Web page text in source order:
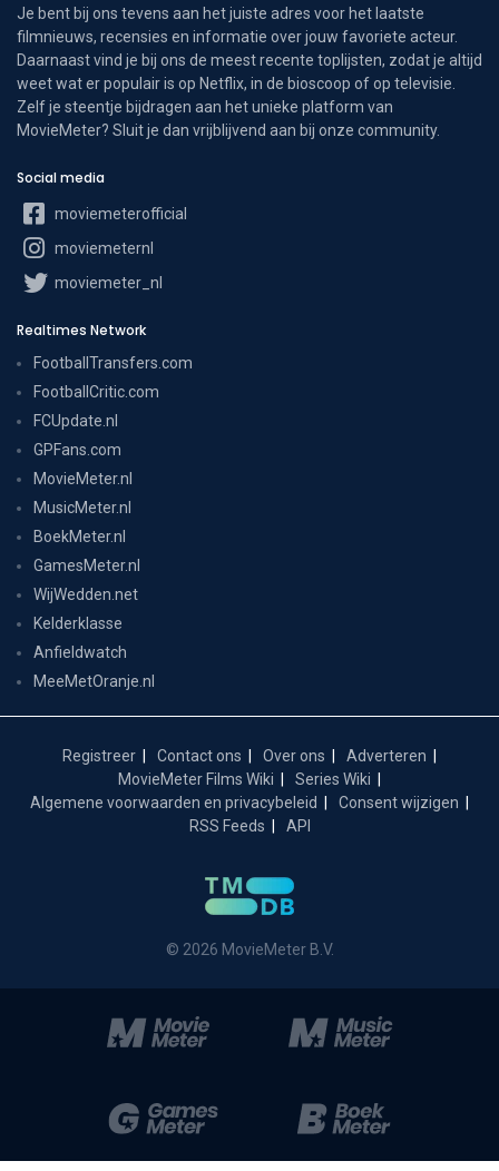
Je bent bij ons tevens aan het juiste adres voor het laatste
filmnieuws, recensies en informatie over jouw favoriete acteur.
Daarnaast vind je bij ons de meest recente toplijsten, zodat je altijd
weet wat er populair is op Netflix, in de bioscoop of op televisie.
Zelf je steentje bijdragen aan het unieke platform van
MovieMeter? Sluit je dan vrijblijvend aan bij onze community.
Social media
moviemeterofficial
moviemeternl
moviemeter_nl
Realtimes Network
FootballTransfers.com
FootballCritic.com
FCUpdate.nl
GPFans.com
MovieMeter.nl
MusicMeter.nl
BoekMeter.nl
GamesMeter.nl
WijWedden.net
Kelderklasse
Anfieldwatch
MeeMetOranje.nl
Registreer Contact ons Over ons
Adverteren
MovieMeter Films Wiki
Series Wiki
Algemene voorwaarden en privacybeleid
Consent wijzigen
RSS Feeds
API
© 2026 MovieMeter B.V.